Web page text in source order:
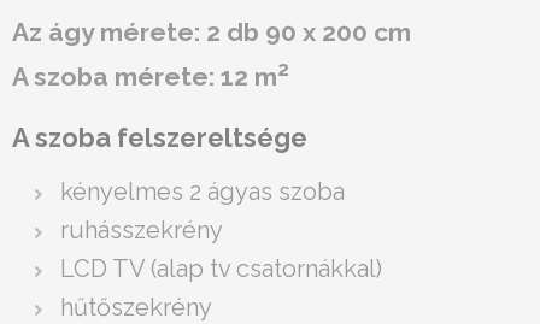
Az ágy mérete: 2 db 90 x 200 cm
A szoba mérete: 12 m2
A szoba felszereltsége
kényelmes 2 ágyas szoba
ruhásszekrény
LCD TV (alap tv csatornákkal)
hűtőszekrény